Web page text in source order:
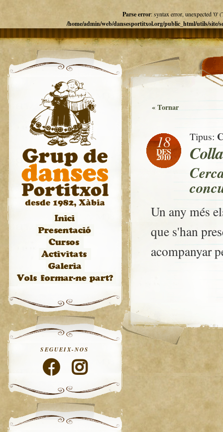
Parse error: syntax error, unexpected
/home/admin/web/dansesportitxol.org/public_html/utils/
SEGUEIX-NOS
« Tornar
18
DES
2010
Tipus:
Un any més
que s'han
acompanyar